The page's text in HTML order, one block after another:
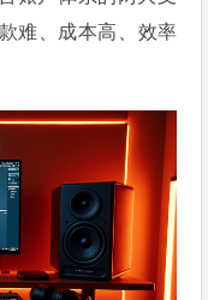
难、成本高、效率